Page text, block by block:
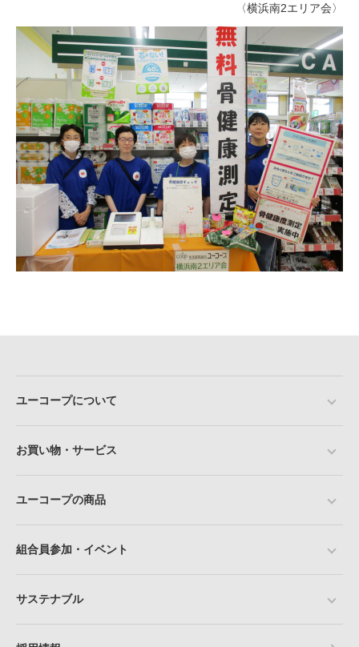
〈横浜南2エリア会〉
ユーコープについて
お買い物・サービス
ユーコープの商品
組合員参加・イベント
サステナブル